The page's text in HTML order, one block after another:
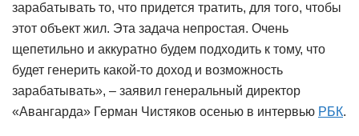
зарабатывать то, что придется тратить, для того, чтобы
этот объект жил. Эта задача непростая. Очень
щепетильно и аккуратно будем подходить к тому, что
будет генерить какой-то доход и возможность
зарабатывать», – заявил генеральный директор
«Авангарда» Герман Чистяков осенью в интервью РБК.